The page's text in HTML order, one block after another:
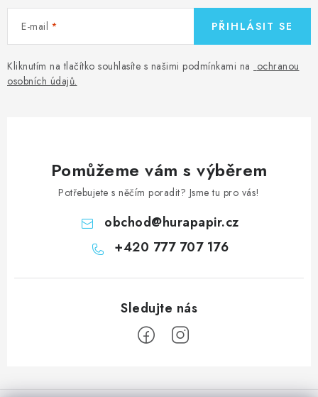
E-mail
Kliknutím na tlačítko souhlasíte s našimi podmínkami na ochranou
osobních údajů.
PŘIHLÁSIT SE
Pomůžeme vám s výběrem
Potřebujete s něčím poradit? Jsme tu pro vás!
obchod@hurapapir.cz
+420 777 707 176